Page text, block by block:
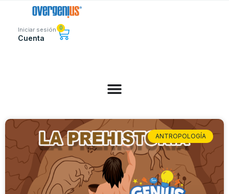
Iniciar sesión
Cuenta
0
ANTROPOLOGÍA